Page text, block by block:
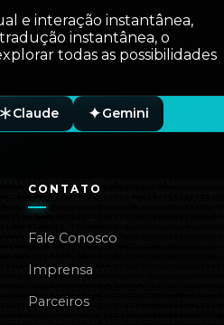
e interação instantânea,
instantânea, o
todas as possibilidades
Claude Gemini
CONTATO
Fale Conosco
Imprensa
Parceiros